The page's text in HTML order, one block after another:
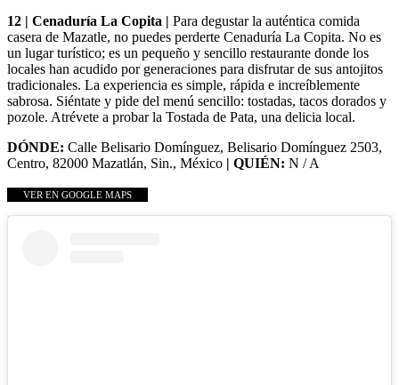
12 | Cenaduría La Copita | Para degustar la auténtica comida
casera de Mazatle, no puedes perderte Cenaduría La Copita. No es
un lugar turístico; es un pequeño y sencillo restaurante donde los
locales han acudido por generaciones para disfrutar de sus antojitos
tradicionales. La experiencia es simple, rápida e increíblemente
sabrosa. Siéntate y pide del menú sencillo: tostadas, tacos dorados y
pozole. Atrévete a probar la Tostada de Pata, una delicia local.
DÓNDE: Calle Belisario Domínguez, Belisario Domínguez 2503,
Centro, 82000 Mazatlán, Sin., México | QUIÉN: N / A
VER EN GOOGLE MAPS